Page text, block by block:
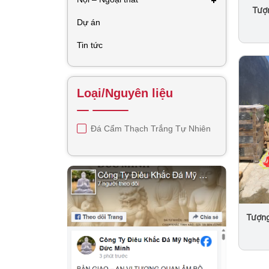
Dự án
Tin tức
Loại/Nguyên liệu
Đá Cẩm Thạch Trắng Tự Nhiên